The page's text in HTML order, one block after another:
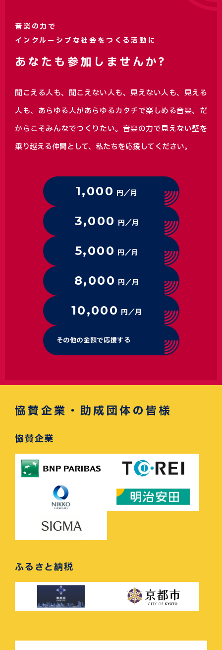
音楽の力で
インクルーシブな社会をつくる活動に
あなたも参加しませんか?
聞こえる人も、聞こえない人も、見えない人も、見える
人も、あらゆる人があらゆるカタチで楽しめる音楽、 だ
からこそみんなでつくりたい。音楽の力で見えない壁を
乗り越える仲間として、私たちを応援してください。
1,000 円／月
3,000 円／月
5,000 円／月
8,000 円／月
10,000 円／月
その他の金額で応援する
協賛企業・助成団体の皆様
協賛企業
ふるさと納税